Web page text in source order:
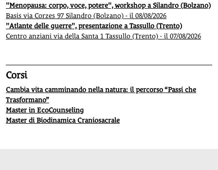
"Menopausa: corpo, voce, potere", workshop a Silandro (Bolzano)
Basis via Corzes 97 Silandro (Bolzano) - il 08/08/2026
"Atlante delle guerre", presentazione a Tassullo (Trento)
Centro anziani via della Santa 1 Tassullo (Trento) - il 07/08/2026
Corsi
Cambia vita camminando nella natura: il percorso “Passi che
Trasformano”
Master in EcoCounseling
Master di Biodinamica Craniosacrale